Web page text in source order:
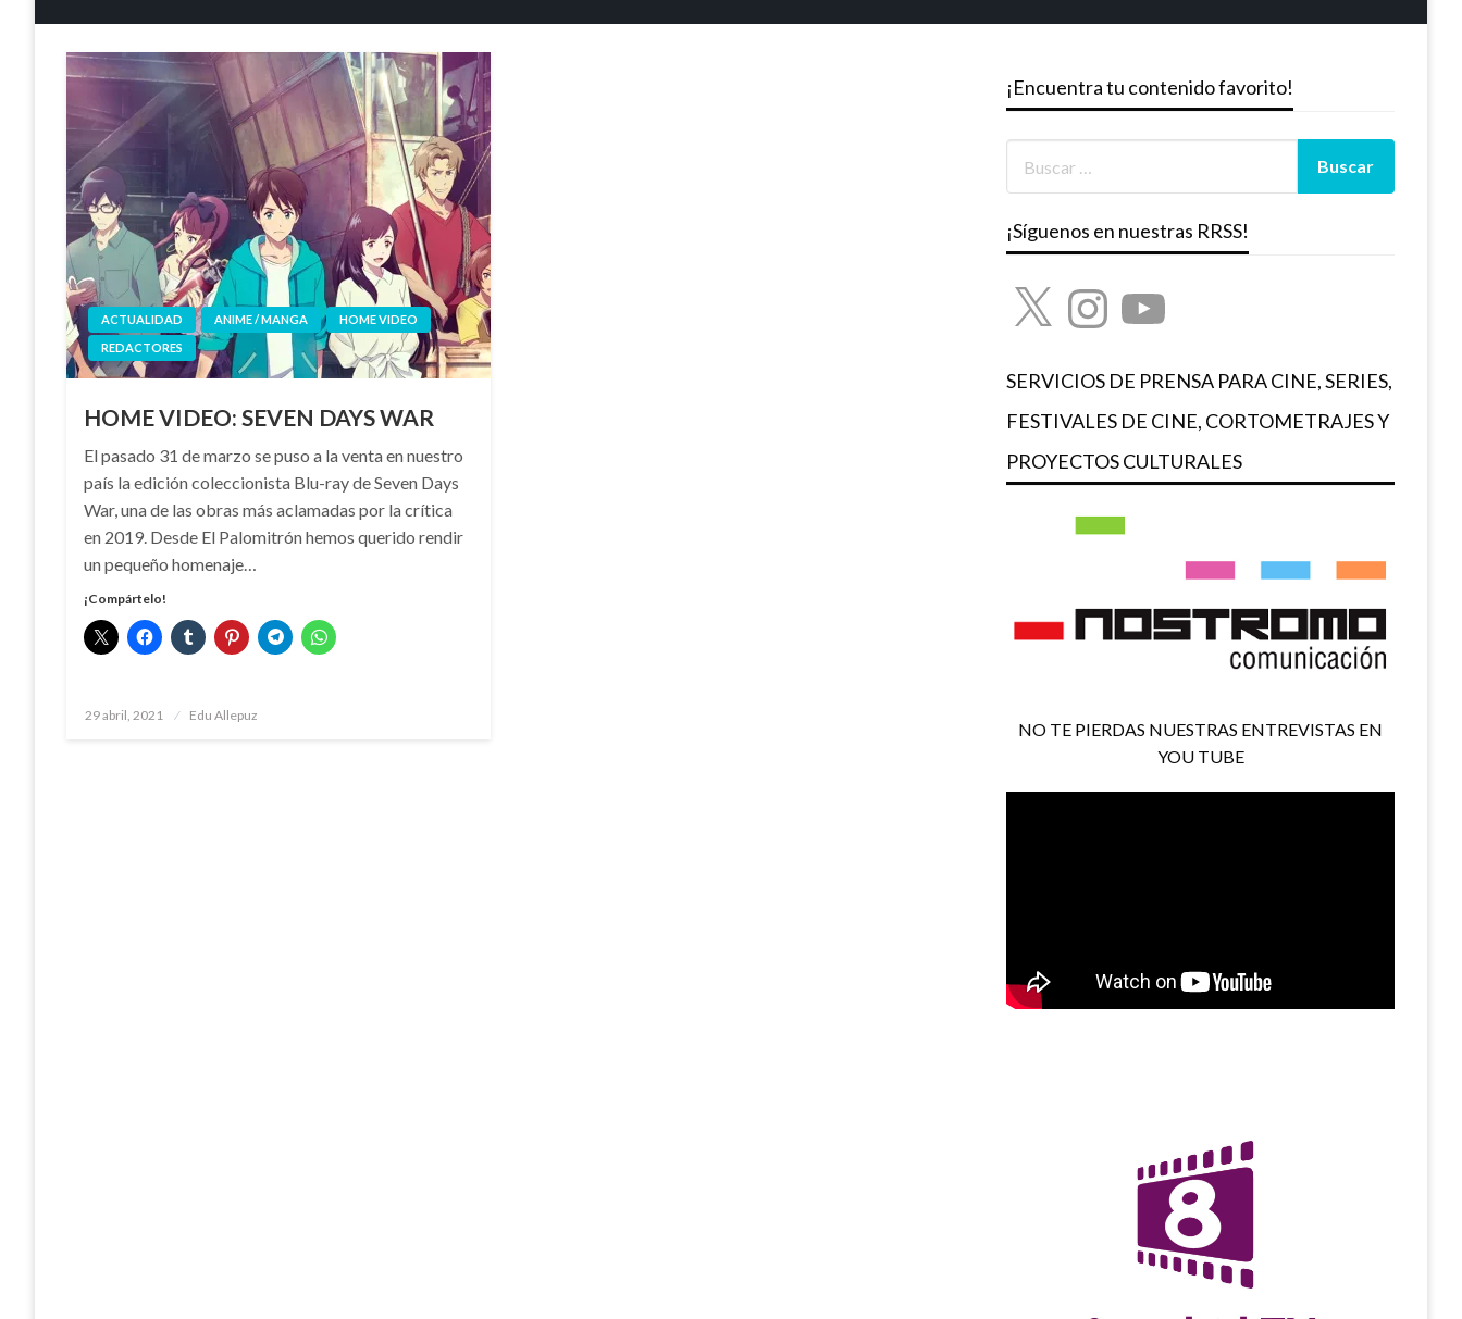
ACTUALIDAD ANIME / MANGA
HOME VIDEO
REDACTORES
HOME VIDEO: SEVEN DAYS WAR
El pasado 31 de marzo se puso a la venta en nuestro
país la edición coleccionista Blu-ray de Seven Days
War, una de las obras más aclamadas por la crítica
en 2019. Desde El Palomitrón hemos querido rendir
un pequeño homenaje…
¡Compártelo!
Publicado
29 abril, 2021 Edu Allepuz
¡Encuentra tu contenido favorito!
¡Síguenos en nuestras RRSS!
X InstagramYouTube
SERVICIOS DE PRENSA PARA CINE, SERIES,
FESTIVALES DE CINE, CORTOMETRAJES Y
PROYECTOS CULTURALES
NO TE PIERDAS NUESTRAS ENTREVISTAS EN
YOU TUBE